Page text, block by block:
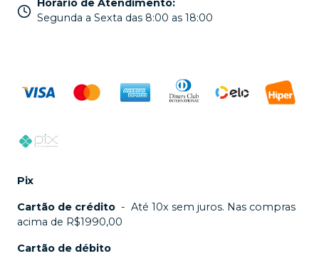
Horário de Atendimento:
Segunda a Sexta das 8:00 as 18:00
Pix
Cartão de crédito - Até 10x sem juros. Nas compras
acima de R$1990,00
Cartão de débito